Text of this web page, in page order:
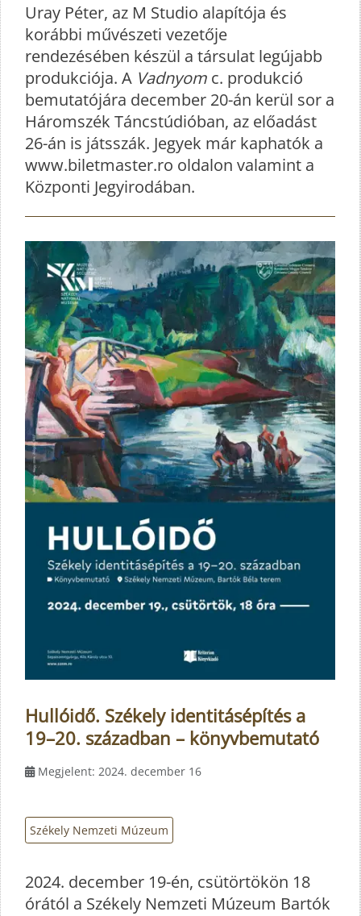
Uray Péter, az M Studio alapítója és
korábbi művészeti vezetője
rendezésében készül a társulat legújabb
produkciója. A Vadnyom c. produkció
bemutatójára december 20-án kerül sor a
Háromszék Táncstúdióban, az előadást
26-án is játsszák. Jegyek már kaphatók a
www.biletmaster.ro oldalon valamint a
Központi Jegyirodában.
Hullóidő. Székely identitásépítés a
19–20. században – könyvbemutató
Megjelent: 2024. december 16
Székely Nemzeti Múzeum
2024. december 19-én, csütörtökön 18
órától a Székely Nemzeti Múzeum Bartók